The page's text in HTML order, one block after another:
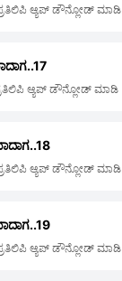
ಆ್ಯಪ್ ಡೌನ್ಲೋಡ್ ಮಾಡಿ
ಆ್ಯಪ್ ಡೌನ್ಲೋಡ್ ಮಾಡಿ
ಆ್ಯಪ್ ಡೌನ್ಲೋಡ್ ಮಾಡಿ
ಆ್ಯಪ್ ಡೌನ್ಲೋಡ್ ಮಾಡಿ